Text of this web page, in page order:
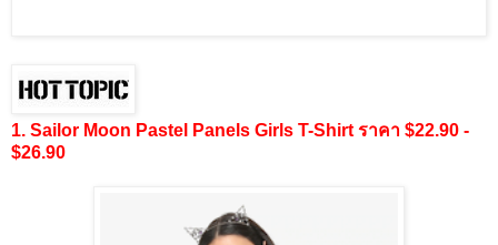
1. Sailor Moon Pastel Panels Girls T-Shirt ราคา $22.90 -
$26.90